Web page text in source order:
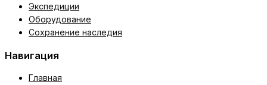
Экспедиции
Оборудование
Сохранение наследия
Навигация
Главная